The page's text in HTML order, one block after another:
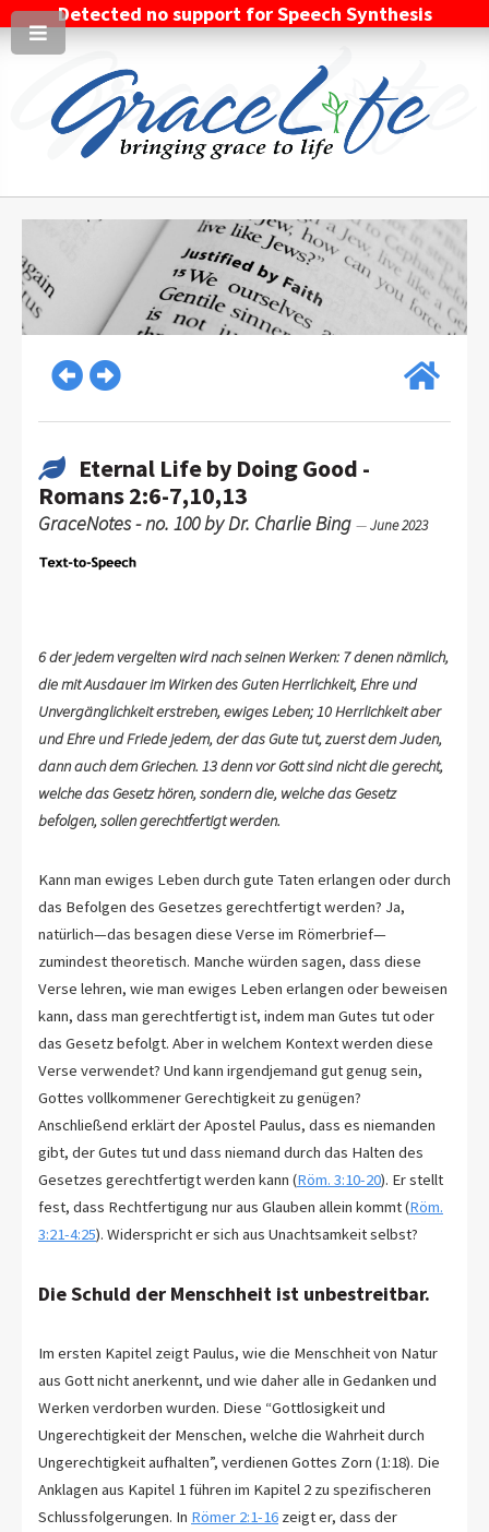
Detected no support for Speech Synthesis
Eternal Life by Doing Good -
Romans 2:6-7,10,13
GraceNotes - no. 100 by Dr. Charlie Bing —June 2023
6 der jedem vergelten wird nach seinen Werken: 7 denen nämlich,
die mit Ausdauer im Wirken des Guten Herrlichkeit, Ehre und
Unvergänglichkeit erstreben, ewiges Leben; 10 Herrlichkeit aber
und Ehre und Friede jedem, der das Gute tut, zuerst dem Juden,
dann auch dem Griechen. 13 denn vor Gott sind nicht die gerecht,
welche das Gesetz hören, sondern die, welche das Gesetz
befolgen, sollen gerechtfertigt werden.
Kann man ewiges Leben durch gute Taten erlangen oder durch
das Befolgen des Gesetzes gerechtfertigt werden? Ja,
natürlich—das besagen diese Verse im Römerbrief—
zumindest theoretisch. Manche würden sagen, dass diese
Verse lehren, wie man ewiges Leben erlangen oder beweisen
kann, dass man gerechtfertigt ist, indem man Gutes tut oder
das Gesetz befolgt. Aber in welchem Kontext werden diese
Verse verwendet? Und kann irgendjemand gut genug sein,
Gottes vollkommener Gerechtigkeit zu genügen?
Anschließend erklärt der Apostel Paulus, dass es niemanden
gibt, der Gutes tut und dass niemand durch das Halten des
Gesetzes gerechtfertigt werden kann (Röm. 3:10-20). Er stellt
fest, dass Rechtfertigung nur aus Glauben allein kommt (Röm.
3:21-4:25). Widerspricht er sich aus Unachtsamkeit selbst?
Die Schuld der Menschheit ist unbestreitbar.
Im ersten Kapitel zeigt Paulus, wie die Menschheit von Natur
aus Gott nicht anerkennt, und wie daher alle in Gedanken und
Werken verdorben wurden. Diese “Gottlosigkeit und
Ungerechtigkeit der Menschen, welche die Wahrheit durch
Ungerechtigkeit aufhalten”, verdienen Gottes Zorn (1:18). Die
Anklagen aus Kapitel 1 führen im Kapitel 2 zu spezifischeren
Schlussfolgerungen. In Römer 2:1-16 zeigt er, dass der